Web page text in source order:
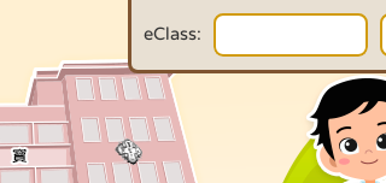
eClass: